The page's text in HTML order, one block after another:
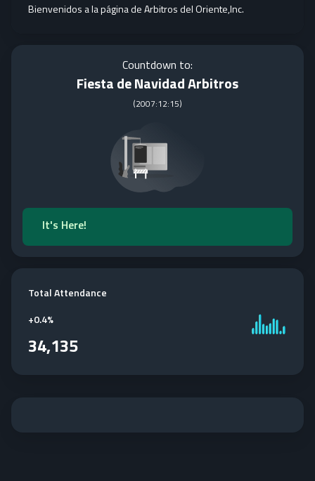
Bienvenidos a la página de Arbitros del Oriente,Inc.
Countdown to:
Fiesta de Navidad Arbitros
(2007:12:15)
It's Here!
Total Attendance
+0.4%
34,135